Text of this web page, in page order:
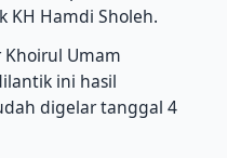
KH Hamdi Sholeh.
Khoirul Umam
ini hasil
digelar tanggal 4